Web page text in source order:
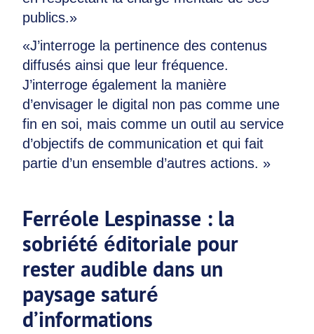
publics.»
«J’interroge la pertinence des contenus
diffusés ainsi que leur fréquence.
J’interroge également la manière
d’envisager le digital non pas comme une
fin en soi, mais comme un outil au service
d’objectifs de communication et qui fait
partie d’un ensemble d’autres actions. »
Ferréole Lespinasse : la
sobriété éditoriale pour
rester audible dans un
paysage saturé
d’informations